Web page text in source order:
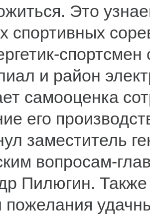
Это
спортивных
и район
самооценка
его
заместитель
вопросам-
Пилюгин. Также
пожелания